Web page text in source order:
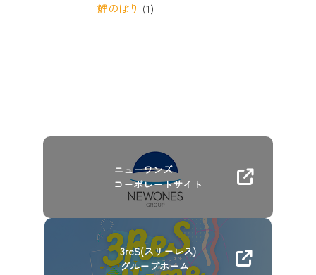
鯉のぼり (1)
ニューワンズ
コーポレートサイト
3reS(スリーレス)
グループホーム